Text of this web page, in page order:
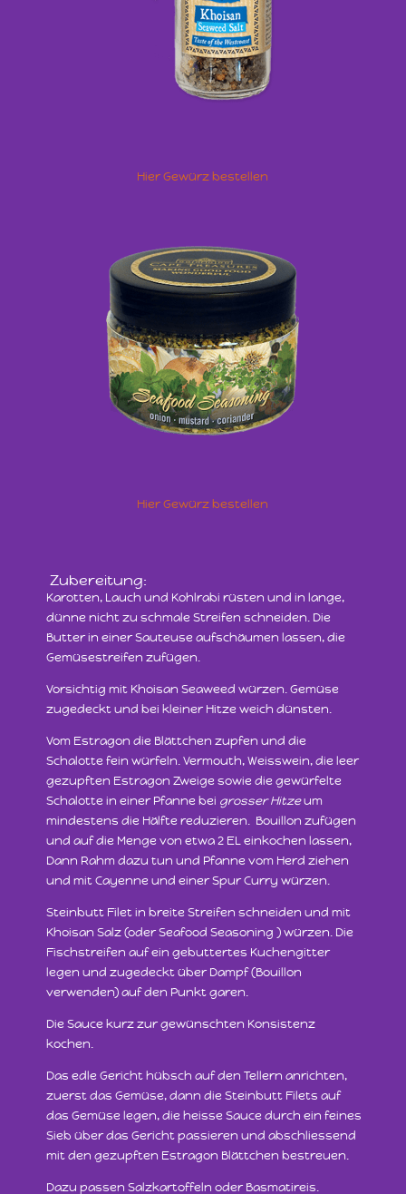
Hier Gewürz bestellen
Hier Gewürz bestellen
Zubereitung:
Karotten, Lauch und Kohlrabi rüsten und in lange,
dünne nicht zu schmale Streifen schneiden. Die
Butter in einer Sauteuse aufschäumen lassen, die
Gemüsestreifen zufügen.
Vorsichtig mit Khoisan Seaweed würzen. Gemüse
zugedeckt und bei kleiner Hitze weich dünsten.
Vom Estragon die Blättchen zupfen und die
Schalotte fein würfeln. Vermouth, Weisswein, die leer
gezupften Estragon Zweige sowie die gewürfelte
Schalotte in einer Pfanne bei grosserHitzeum
mindestens die Hälfte reduzieren. Bouillon zufügen
und auf die Menge von etwa 2 EL einkochen lassen,
Dann Rahm dazu tun und Pfanne vom Herd ziehen
und mit Cayenne und einer Spur Curry würzen.
Steinbutt Filet in breite Streifen schneiden und mit
Khoisan Salz (oder Seafood Seasoning ) würzen. Die
Fischstreifen auf ein gebuttertes Kuchengitter
legen und zugedeckt über Dampf (Bouillon
verwenden) auf den Punkt garen.
Die Sauce kurz zur gewünschten Konsistenz
kochen.
Das edle Gericht hübsch auf den Tellern anrichten,
zuerst das Gemüse, dann die Steinbutt Filets auf
das Gemüse legen, die heisse Sauce durch ein feines
Sieb über das Gericht passieren und abschliessend
mit den gezupften Estragon Blättchen bestreuen.
Dazu passen Salzkartoffeln oder Basmatireis.